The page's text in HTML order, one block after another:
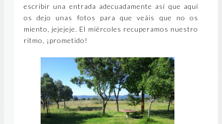
escribir una entrada adecuadamente así que aquí
os dejo unas fotos para que veáis que no os
miento, jejejeje. El miércoles recuperamos nuestro
ritmo, ¡prometido!